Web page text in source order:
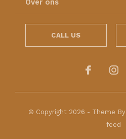
Over ons
CALL US
© Copyright 2026 - Theme By
feed